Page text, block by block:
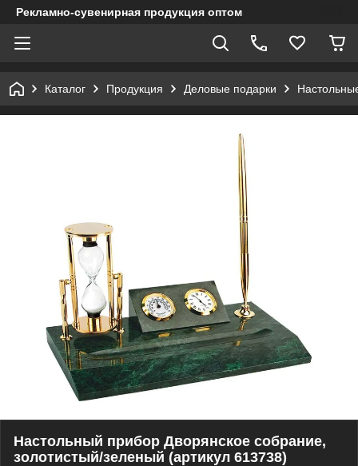
Рекламно-сувенирная продукция оптом
Каталог Продукция Деловые подарки
Настольный прибор Дворянское собрание,
золотистый/зеленый (артикул 613738)